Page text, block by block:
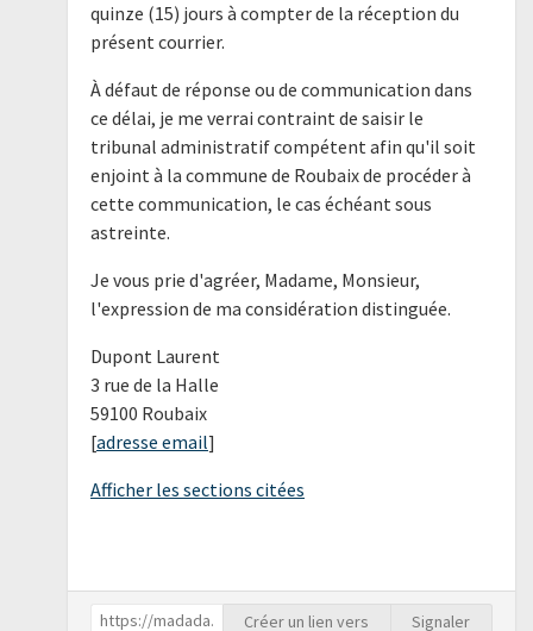
quinze (15) jours à compter de la réception du
présent courrier.
À défaut de réponse ou de communication dans
ce délai, je me verrai contraint de saisir le
tribunal administratif compétent afin qu'il soit
enjoint à la commune de Roubaix de procéder à
cette communication, le cas échéant sous
astreinte.
Je vous prie d'agréer, Madame, Monsieur,
l'expression de ma considération distinguée.
Dupont Laurent
3 rue de la Halle
59100 Roubaix
[adresse email]
Afficher les sections citées
Créer un lien vers Signaler